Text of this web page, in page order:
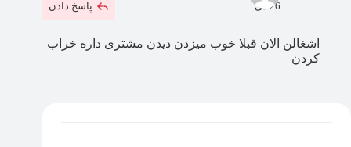
26 دی پاسخ دادن
اشغالن الان قبلا خوب میزدن دیدن مشتری داره خراب
کردن